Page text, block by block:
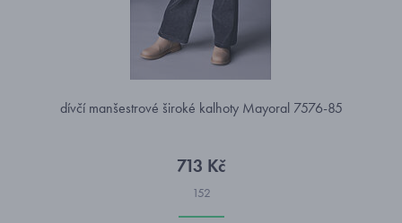
dívčí manšestrové široké kalhoty Mayoral 7576-85
713 Kč
152